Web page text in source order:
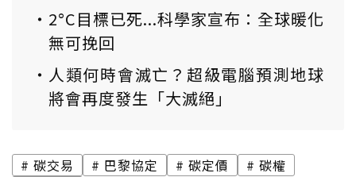
2°C目標已死...科學家宣布：全球暖化
無可挽回
人類何時會滅亡？超級電腦預測地球
將會再度發生「大滅絕」
碳交易 巴黎協定 碳定價
碳權